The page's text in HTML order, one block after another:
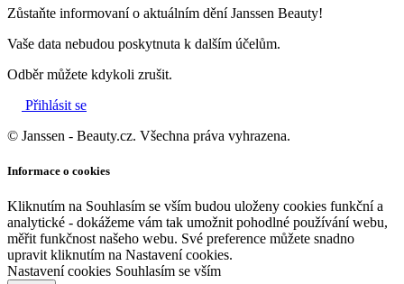
Zůstaňte informovaní o aktuálním dění Janssen Beauty!
Vaše data nebudou poskytnuta k dalším účelům.
Odběr můžete kdykoli zrušit.
Přihlásit se
© Janssen - Beauty.cz. Všechna práva vyhrazena.
Informace o cookies
Kliknutím na Souhlasím se vším budou uloženy cookies funkční a
analytické - dokážeme vám tak umožnit pohodlné používání webu,
měřit funkčnost našeho webu. Své preference můžete snadno
upravit kliknutím na Nastavení cookies.
Nastavení cookies Souhlasím se vším